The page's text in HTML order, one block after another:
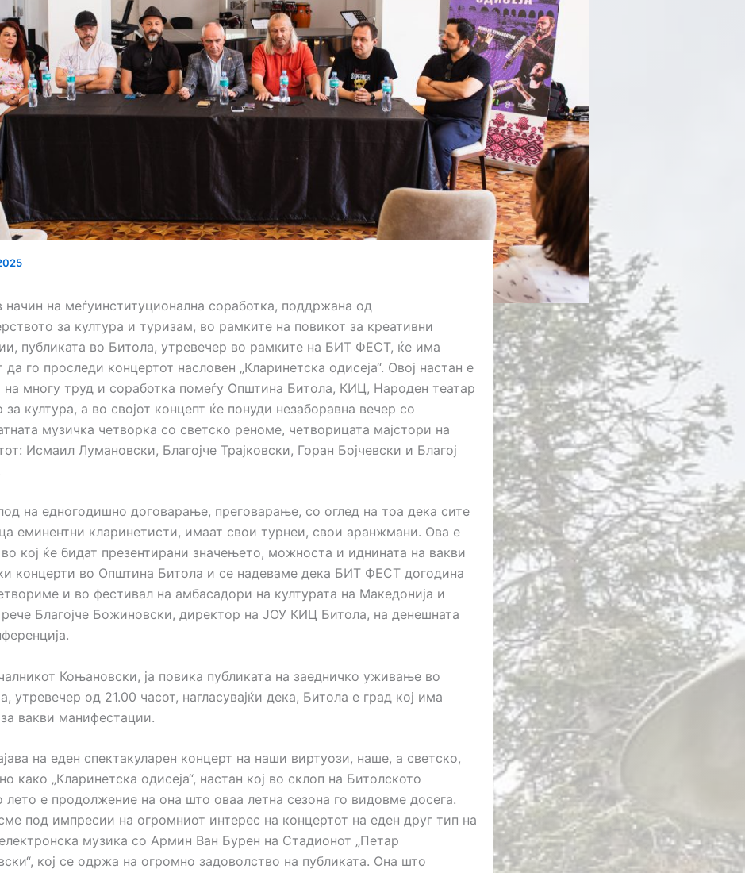
начин на меѓуинституционална соработка, поддржана од
за култура и туризам, во рамките на повикот за креативни
публиката во Битола, утревечер во рамките на БИТ ФЕСТ, ќе има
го проследи концертот насловен „Кларинетска одисеја“. Овој настан е
на многу труд и соработка помеѓу Општина Битола, КИЦ, Народен театар
за култура, а во својот концепт ќе понуди незаборавна вечер со
музичка четворка со светско реноме, четворицата мајстори на
Исмаил Лумановски, Благојче Трајковски, Горан Бојчевски и Благој
на едногодишно договарање, преговарање, со оглед на тоа дека сите
еминентни кларинетисти, имаат свои турнеи, свои аранжмани. Ова е
кој ќе бидат презентирани значењето, можноста и иднината на вакви
концерти во Општина Битола и се надеваме дека БИТ ФЕСТ догодина
и во фестивал на амбасадори на културата на Македонија и
рече Благојче Божиновски, директор на ЈОУ КИЦ Битола, на денешната
Коњановски, ја повика публиката на заедничко уживање во
утревечер од 21.00 часот, нагласувајќи дека, Битола е град кој има
вакви манифестации.
на еден спектакуларен концерт на наши виртуози, наше, а светско,
како „Кларинетска одисеја“, настан кој во склоп на Битолското
лето е продолжение на она што оваа летна сезона го видовме досега.
под импресии на огромниот интерес на концертот на еден друг тип на
музика со Армин Ван Бурен на Стадионот „Петар
кој се одржа на огромно задоволство на публиката. Она што